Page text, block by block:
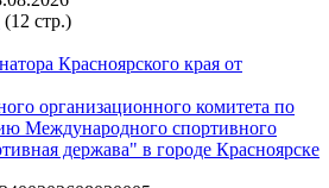
(12 стр.)
Красноярского края от
организационного комитета по
Международного спортивного
держава" в городе Красноярске